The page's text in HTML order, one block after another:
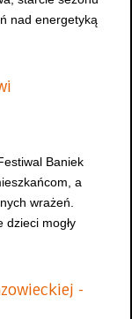
nad energetyką
Baniek
a
wrażeń.
dzieci mogły
–